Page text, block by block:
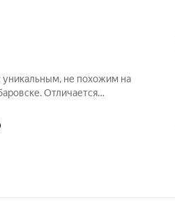
не похожим на
Отличается
в живую дом еще роскошнее!